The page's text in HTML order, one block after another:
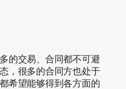
的交易、合同都不可避
，很多的合同方也处于
希望能够得到各方面的